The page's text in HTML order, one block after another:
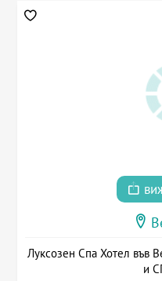
Луксозен Спа Хотел във
и